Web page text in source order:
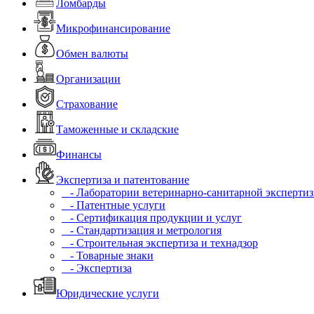
Ломбарды
Микрофинансирование
Обмен валюты
Организации
Страхование
Таможенные и складские
Финансы
Экспертиза и патентование
- Лаборатории ветеринарно-санитарной
- Патентные услуги
- Сертификация продукции и услуг
- Стандартизация и метрология
- Строительная экспертиза и технадзор
- Товарные знаки
- Экспертиза
Юридические услуги